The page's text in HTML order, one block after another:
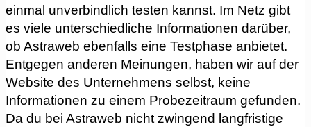
einmal unverbindlich testen kannst. Im Netz gibt
es viele unterschiedliche Informationen darüber,
ob Astraweb ebenfalls eine Testphase anbietet.
Entgegen anderen Meinungen, haben wir auf der
Website des Unternehmens selbst, keine
Informationen zu einem Probezeitraum gefunden.
Da du bei Astraweb nicht zwingend langfristige